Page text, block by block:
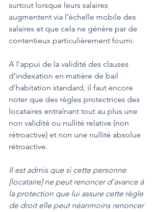
surtout lorsque leurs salaires
augmentent via l’échelle mobile des
salaires et que cela ne génère par de
contentieux particulièrement fourni.
A l’appui de la validité des clauses
d’indexation en matière de bail
d’habitation standard, il faut encore
noter que des règles protectrices des
locataires entraînant tout au plus une
non validité ou nullité relative (non
rétroactive) et non une nullité absolue
rétroactive.
Il est admis que si cette personne
[locataire] ne peut renoncer d’avance à
la protection que lui assure cette règle
de droit elle peut néanmoins renoncer